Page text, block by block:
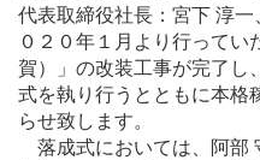
代表取締役社長：宮下 淳
０２０年１月より行ってい
賀）」の改装工事が完了し
式を執り行うとともに本格
らせ致します。
落成式においては、阿部